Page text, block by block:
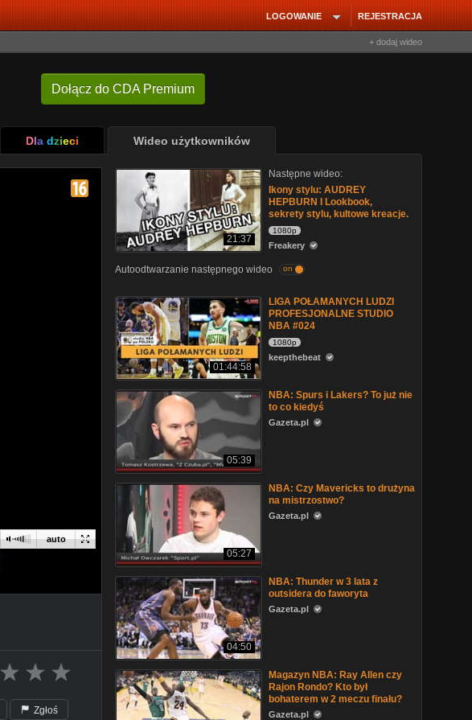
REJESTRACJA
LOGOWANIE
+ dodaj wideo
Dołącz do CDA Premium
Dla dzieci Wideo użytkowników
auto
Zgłoś
21:37
Następne wideo:
Ikony stylu: AUDREY
HEPBURN I Lookbook,
sekrety stylu, kultowe kreacje.
1080p
Freakery
Autoodtwarzanie następnego wideo on
01:44:58
LIGA POŁAMANYCH LUDZI
PROFESJONALNE STUDIO
NBA #024
1080p
keepthebeat
05:39
NBA: Spurs i Lakers? To już nie
to co kiedyś
Gazeta.pl
05:27
NBA: Czy Mavericks to drużyna
na mistrzostwo?
Gazeta.pl
04:50
NBA: Thunder w 3 lata z
outsidera do faworyta
Gazeta.pl
Magazyn NBA: Ray Allen czy
Rajon Rondo? Kto był
bohaterem w 2 meczu finału?
Gazeta.pl